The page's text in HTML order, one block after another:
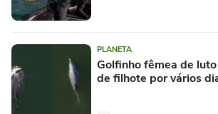
PLANETA
Golfinho fêmea de
de filhote por vários